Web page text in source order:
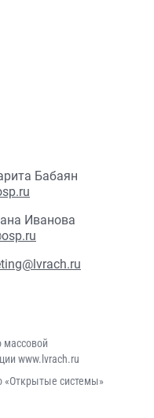
Бабаян
Иванова
массовой
www.lvrach.ru
«Открытые системы»